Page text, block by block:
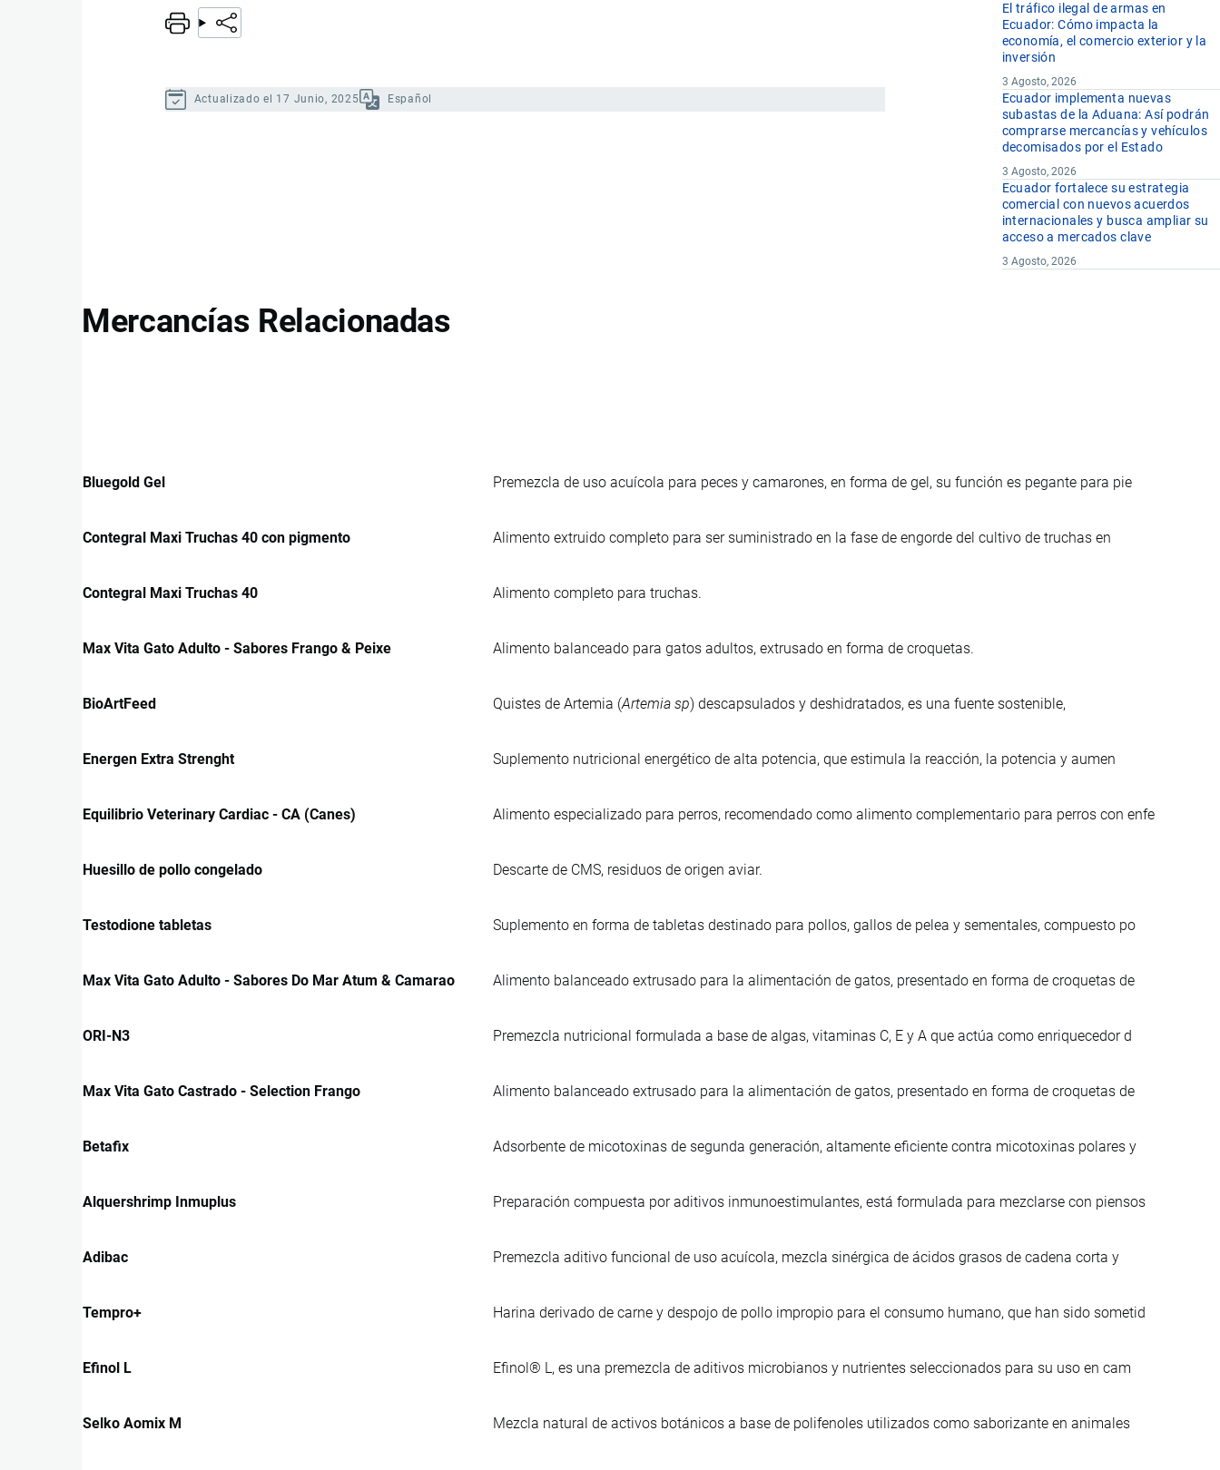
Actualizado el 17 Junio, 2025 Español
El tráfico ilegal de armas en
Ecuador: Cómo impacta la
economía, el comercio exterior y la
inversión
3 Agosto, 2026
Ecuador implementa nuevas
subastas de la Aduana: Así podrán
comprarse mercancías y vehículos
decomisados por el Estado
3 Agosto, 2026
Ecuador fortalece su estrategia
comercial con nuevos acuerdos
internacionales y busca ampliar su
acceso a mercados clave
3 Agosto, 2026
Mercancías Relacionadas
Bluegold Gel Premezcla de uso acuícola para peces y camarones, en forma de gel, su función es pegante para pie
Contegral Maxi Truchas 40 con pigmento Alimento extruido completo para ser suministrado en la fase de engorde del cultivo de truchas en
Contegral Maxi Truchas 40 Alimento completo para truchas.
Max Vita Gato Adulto - Sabores Frango & Peixe Alimento balanceado para gatos adultos, extrusado en forma de croquetas.
BioArtFeed Quistes de Artemia (Artemia sp) descapsulados y deshidratados, es una fuente sostenible,
Energen Extra Strenght Suplemento nutricional energético de alta potencia, que estimula la reacción, la potencia y aumen
Equilibrio Veterinary Cardiac - CA (Canes) Alimento especializado para perros, recomendado como alimento complementario para perros con enfe
Huesillo de pollo congelado Descarte de CMS, residuos de origen aviar.
Testodione tabletas Suplemento en forma de tabletas destinado para pollos, gallos de pelea y sementales, compuesto po
Max Vita Gato Adulto - Sabores Do Mar Atum & Camarao Alimento balanceado extrusado para la alimentación de gatos, presentado en forma de croquetas de
ORI-N3 Premezcla nutricional formulada a base de algas, vitaminas C, E y A que actúa como enriquecedor d
Max Vita Gato Castrado - Selection Frango Alimento balanceado extrusado para la alimentación de gatos, presentado en forma de croquetas de
Betafix Adsorbente de micotoxinas de segunda generación, altamente eficiente contra micotoxinas polares y
Alquershrimp Inmuplus Preparación compuesta por aditivos inmunoestimulantes, está formulada para mezclarse con piensos
Adibac Premezcla aditivo funcional de uso acuícola, mezcla sinérgica de ácidos grasos de cadena corta y
Tempro+ Harina derivado de carne y despojo de pollo impropio para el consumo humano, que han sido sometid
Efinol L Efinol® L, es una premezcla de aditivos microbianos y nutrientes seleccionados para su uso en cam
Selko Aomix M Mezcla natural de activos botánicos a base de polifenoles utilizados como saborizante en animales